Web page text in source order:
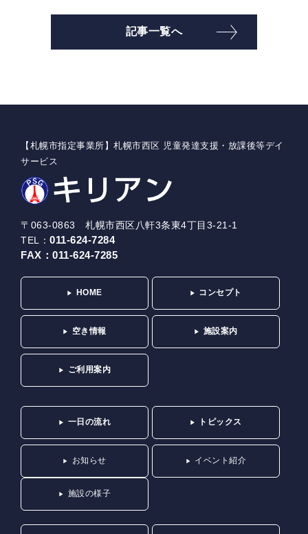
記事一覧へ
【札幌市指定事業所】札幌市西区 児童発達支援・放課後等デイ
サービス
〒063-0863 札幌市西区八軒3条東4丁目3-21-1
TEL：011-624-7284
FAX：011-624-7285
HOME コンセプト
空き情報 施設案内
ご利用案内
一日の流れ トピックス
お知らせ イベント紹介
施設の様子